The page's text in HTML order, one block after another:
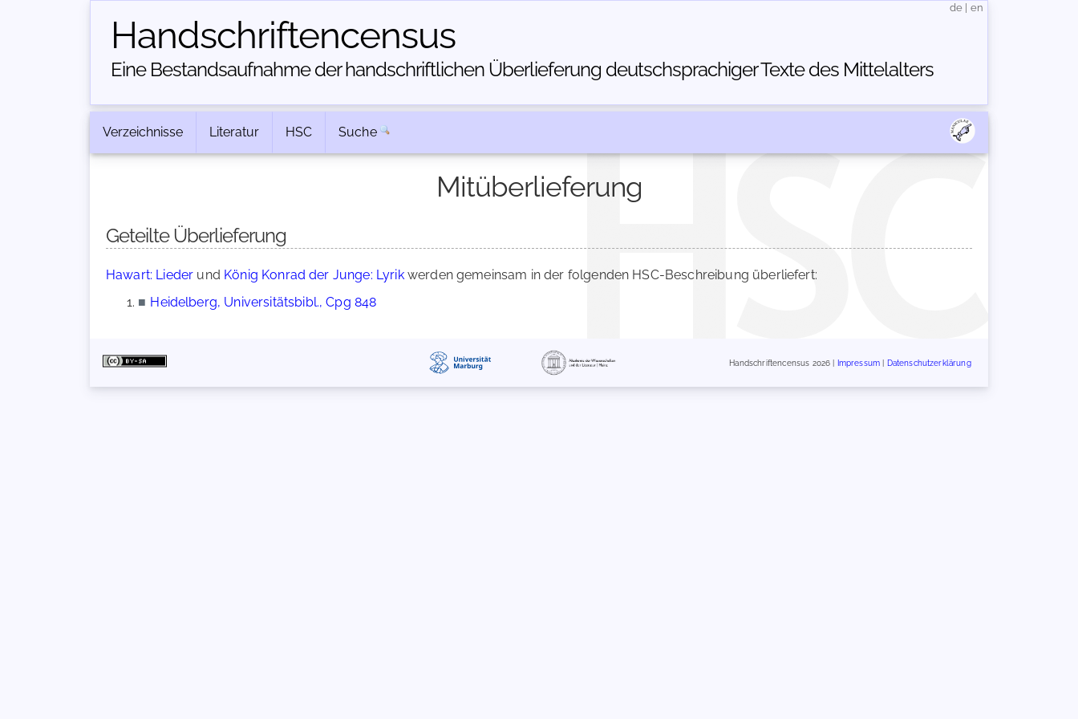
Handschriften­census
Eine Bestandsaufnahme der handschriftlichen Über­lieferung deutschsprachiger Texte des Mittelalters
de en
Verzeichnisse Literatur HSC Suche
Mitüberlieferung
Geteilte Überlieferung
Hawart: Lieder und König Konrad der Junge: Lyrikwerden gemeinsam in der folgenden HSC-Beschreibung überliefert:
■ Heidelberg, Universitätsbibl., Cpg 848
Handschriftencensus 2026 | Impressum Datenschutzerklärung